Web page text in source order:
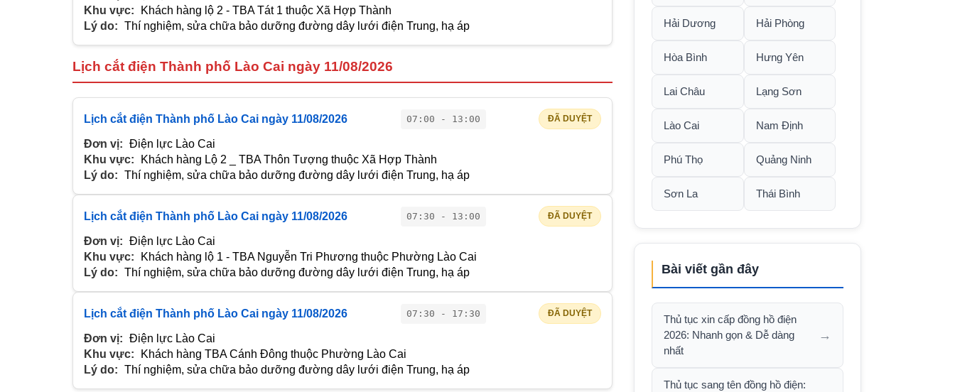
Khu vực:
Khách hàng lộ 2 - TBA Tát 1 thuộc Xã Hợp Thành
Lý do: Thí nghiệm, sửa chữa bảo dưỡng đường dây lưới điện Trung, hạ áp
Lịch cắt điện Thành phố Lào Cai ngày 11/08/2026
Lịch cắt điện Thành phố Lào Cai ngày 11/08/2026 07:00 - 13:00 ĐÃ DUYỆT
Đơn vị: Điện lực Lào Cai
Khu vực:
Khách hàng Lộ 2 _ TBA Thôn Tượng thuộc Xã Hợp Thành
Lý do: Thí nghiệm, sửa chữa bảo dưỡng đường dây lưới điện Trung, hạ áp
Lịch cắt điện Thành phố Lào Cai ngày 11/08/2026 07:30 - 13:00 ĐÃ DUYỆT
Đơn vị: Điện lực Lào Cai
Khu vực:
Khách hàng lộ 1 - TBA Nguyễn Tri Phương thuộc Phường Lào Cai
Lý do: Thí nghiệm, sửa chữa bảo dưỡng đường dây lưới điện Trung, hạ áp
Lịch cắt điện Thành phố Lào Cai ngày 11/08/2026 07:30 - 17:30 ĐÃ DUYỆT
Đơn vị: Điện lực Lào Cai
Khu vực:
Khách hàng TBA Cánh Đông thuộc Phường Lào Cai
Lý do: Thí nghiệm, sửa chữa bảo dưỡng đường dây lưới điện Trung, hạ áp
Hải Dương Hải Phòng
Hòa Bình Hưng Yên
Lai Châu Lạng Sơn
Lào Cai Nam Định
Phú Thọ Quảng Ninh
Sơn La Thái Bình
Bài viết gần đây
Thủ tục xin cấp đồng hồ điện
2026: Nhanh gọn & Dễ dàng
nhất
→
Thủ tục sang tên đồng hồ điện: